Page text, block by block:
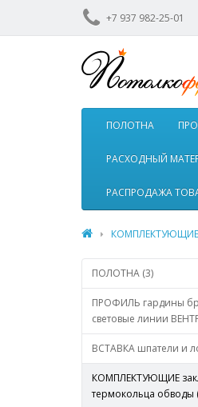
+7 937 982-25-01
ПОЛОТНА
РАСХОДНЫЙ
РАСПРОДАЖА
КОМПЛЕКТУЮЩИЕ
ПОЛОТНА (3)
ПРОФИЛЬ гардины
световые линии
ВСТАВКА шпатели и
КОМПЛЕКТУЮЩИЕ
термокольца обводы